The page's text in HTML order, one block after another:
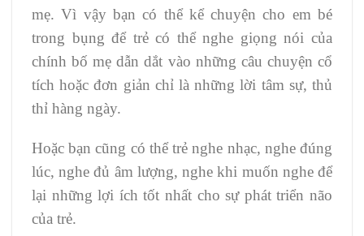
mẹ. Vì vậy bạn có thể kể chuyện cho em bé
trong bụng để trẻ có thể nghe giọng nói của
chính bố mẹ dẫn dắt vào những câu chuyện cổ
tích hoặc đơn giản chỉ là những lời tâm sự, thủ
thỉ hàng ngày.
Hoặc bạn cũng có thể trẻ nghe nhạc, nghe đúng
lúc, nghe đủ âm lượng, nghe khi muốn nghe để
lại những lợi ích tốt nhất cho sự phát triển não
của trẻ.